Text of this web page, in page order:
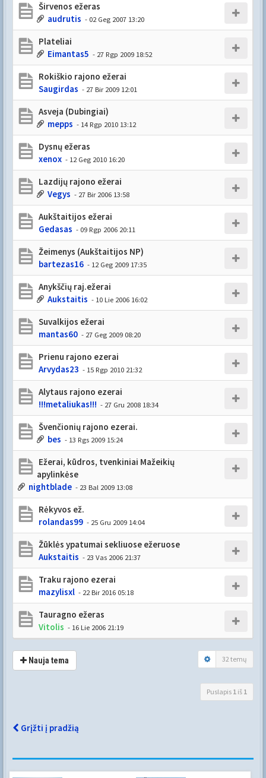
Širvenos ežeras
audrutis - 02 Geg 2007 13:20
Plateliai
Eimantas5 - 27 Rgp 2009 18:52
Rokiškio rajono ežerai
Saugirdas - 27 Bir 2009 12:01
Asveja (Dubingiai)
mepps - 14 Rgp 2010 13:12
Dysnų ežeras
xenox - 12 Geg 2010 16:20
Lazdijų rajono ežerai
Vegys - 27 Bir 2006 13:58
Aukštaitijos ežerai
Gedasas - 09 Rgp 2006 20:11
Žeimenys (Aukštaitijos NP)
bartezas16 - 12 Geg 2009 17:35
Anykščių raj.ežerai
Aukstaitis - 10 Lie 2006 16:02
Suvalkijos ežerai
mantas60 - 27 Geg 2009 08:20
Prienu rajono ezerai
Arvydas23 - 15 Rgp 2010 21:32
Alytaus rajono ezerai
!!!metaliukas!!! - 27 Gru 2008 18:34
Švenčionių rajono ezerai.
bes - 13 Rgs 2009 15:24
Ežerai, kūdros, tvenkiniai Mažeikių
apylinkėse
nightblade - 23 Bal 2009 13:08
Rėkyvos ež.
rolandas99 - 25 Gru 2009 14:04
Žūklės ypatumai sekliuose ežeruose
Aukstaitis - 23 Vas 2006 21:37
Traku rajono ezerai
mazylisxl - 22 Bir 2016 05:18
Tauragno ežeras
Vitolis - 16 Lie 2006 21:19
Nauja tema 32 temų
Puslapis 1 iš 1
Grįžti į pradžią